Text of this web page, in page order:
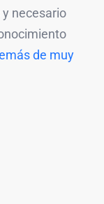
necesario
de muy